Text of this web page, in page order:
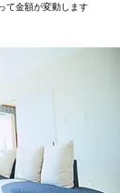
て金額が変動します